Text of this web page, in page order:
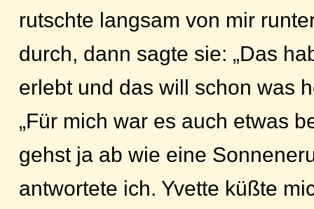
rutschte langsam von mir
durch, dann sagte sie: „Das
erlebt und das will schon was
„Für mich war es auch etwas
gehst ja ab wie eine
antwortete ich. Yvette küßte